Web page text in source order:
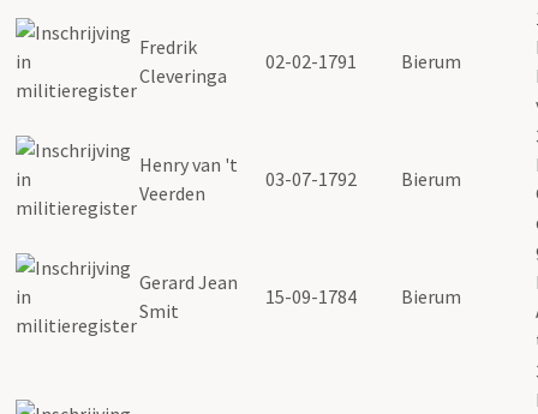
Fredrik
Cleveringa
02-02-1791 Bierum
Henry van 't
Veerden
03-07-1792 Bierum
Gerard Jean
Smit
15-09-1784 Bierum